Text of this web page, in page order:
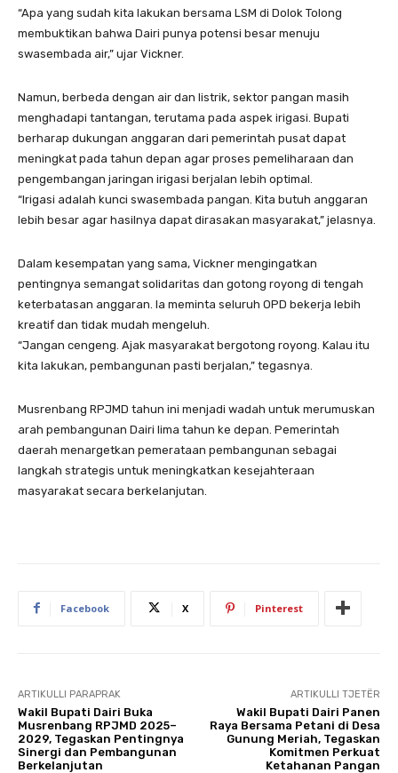
“Apa yang sudah kita lakukan bersama LSM di Dolok Tolong
membuktikan bahwa Dairi punya potensi besar menuju
swasembada air,” ujar Vickner.
Namun, berbeda dengan air dan listrik, sektor pangan masih
menghadapi tantangan, terutama pada aspek irigasi. Bupati
berharap dukungan anggaran dari pemerintah pusat dapat
meningkat pada tahun depan agar proses pemeliharaan dan
pengembangan jaringan irigasi berjalan lebih optimal.
“Irigasi adalah kunci swasembada pangan. Kita butuh anggaran
lebih besar agar hasilnya dapat dirasakan masyarakat,” jelasnya.
Dalam kesempatan yang sama, Vickner mengingatkan
pentingnya semangat solidaritas dan gotong royong di tengah
keterbatasan anggaran. Ia meminta seluruh OPD bekerja lebih
kreatif dan tidak mudah mengeluh.
“Jangan cengeng. Ajak masyarakat bergotong royong. Kalau itu
kita lakukan, pembangunan pasti berjalan,” tegasnya.
Musrenbang RPJMD tahun ini menjadi wadah untuk merumuskan
arah pembangunan Dairi lima tahun ke depan. Pemerintah
daerah menargetkan pemerataan pembangunan sebagai
langkah strategis untuk meningkatkan kesejahteraan
masyarakat secara berkelanjutan.
Facebook X Pinterest
ARTIKULLI PARAPRAK
Wakil Bupati Dairi Buka
Musrenbang RPJMD 2025–
2029, Tegaskan Pentingnya
Sinergi dan Pembangunan
Berkelanjutan
ARTIKULLI TJETËR
Wakil Bupati Dairi Panen
Raya Bersama Petani di Desa
Gunung Meriah, Tegaskan
Komitmen Perkuat
Ketahanan Pangan